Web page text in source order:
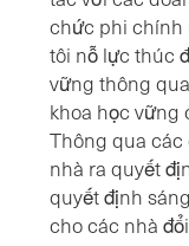
chức phi chính
tôi nỗ lực thúc
vững thông
khoa học vững
Thông qua
nhà ra quyết
quyết định
cho các nhà